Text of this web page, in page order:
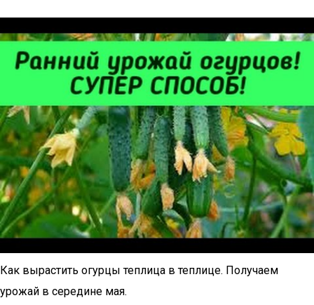
Как вырастить огурцы теплица в теплице. Получаем
урожай в середине мая.